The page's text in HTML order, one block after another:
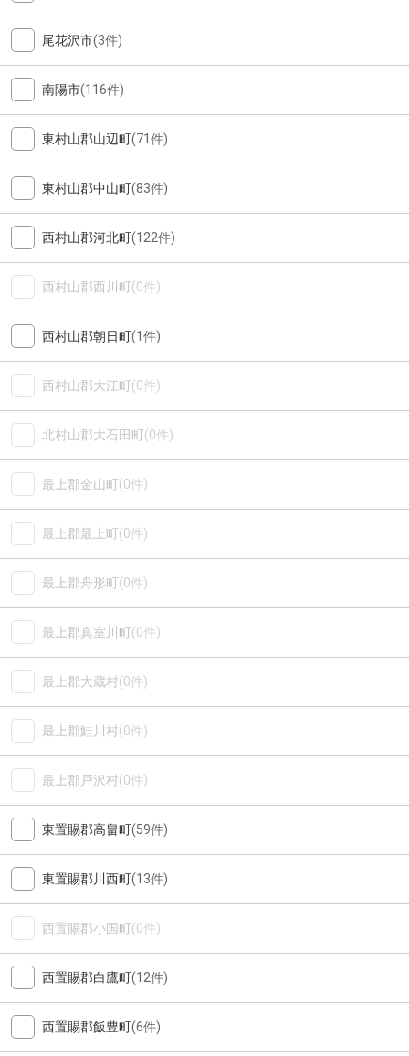
尾花沢市(3件)
南陽市(116件)
東村山郡山辺町(71件)
東村山郡中山町(83件)
西村山郡河北町(122件)
西村山郡西川町(0件)
西村山郡朝日町(1件)
西村山郡大江町(0件)
北村山郡大石田町(0件)
最上郡金山町(0件)
最上郡最上町(0件)
最上郡舟形町(0件)
最上郡真室川町(0件)
最上郡大蔵村(0件)
最上郡鮭川村(0件)
最上郡戸沢村(0件)
東置賜郡高畠町(59件)
東置賜郡川西町(13件)
西置賜郡小国町(0件)
西置賜郡白鷹町(12件)
西置賜郡飯豊町(6件)